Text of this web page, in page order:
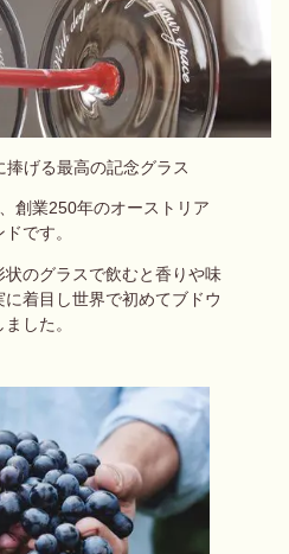
捧げる最高の記念グラス
創業250年のオーストリア
です。
のグラスで飲むと 香りや味
に着目し世界で初めてブドウ
した。